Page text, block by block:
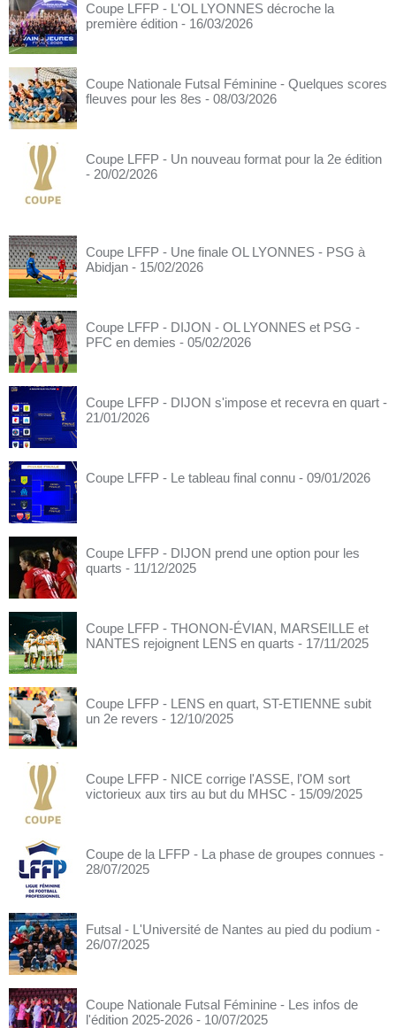
Coupe LFFP - L'OL LYONNES décroche la
première édition - 16/03/2026
Coupe Nationale Futsal Féminine - Quelques scores
fleuves pour les 8es - 08/03/2026
Coupe LFFP - Un nouveau format pour la 2e édition
- 20/02/2026
Coupe LFFP - Une finale OL LYONNES - PSG à
Abidjan - 15/02/2026
Coupe LFFP - DIJON - OL LYONNES et PSG -
PFC en demies - 05/02/2026
Coupe LFFP - DIJON s'impose et recevra en quart -
21/01/2026
Coupe LFFP - Le tableau final connu - 09/01/2026
Coupe LFFP - DIJON prend une option pour les
quarts - 11/12/2025
Coupe LFFP - THONON-ÉVIAN, MARSEILLE et
NANTES rejoignent LENS en quarts - 17/11/2025
Coupe LFFP - LENS en quart, ST-ETIENNE subit
un 2e revers - 12/10/2025
Coupe LFFP - NICE corrige l'ASSE, l'OM sort
victorieux aux tirs au but du MHSC - 15/09/2025
Coupe de la LFFP - La phase de groupes connues -
28/07/2025
Futsal - L'Université de Nantes au pied du podium -
26/07/2025
Coupe Nationale Futsal Féminine - Les infos de
l'édition 2025-2026 - 10/07/2025